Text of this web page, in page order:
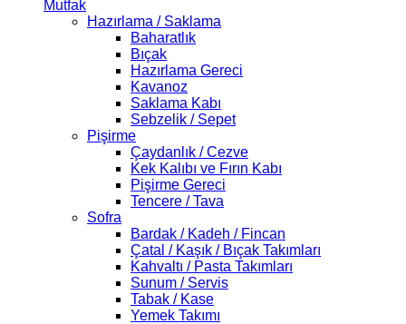
Mutfak
Hazırlama / Saklama
Baharatlık
Bıçak
Hazırlama Gereci
Kavanoz
Saklama Kabı
Sebzelik / Sepet
Pişirme
Çaydanlık / Cezve
Kek Kalıbı ve Fırın Kabı
Pişirme Gereci
Tencere / Tava
Sofra
Bardak / Kadeh / Fincan
Çatal / Kaşık / Bıçak Takımları
Kahvaltı / Pasta Takımları
Sunum / Servis
Tabak / Kase
Yemek Takımı